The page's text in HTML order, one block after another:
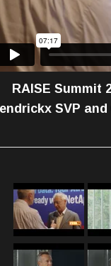
RAISE Summit
SVP